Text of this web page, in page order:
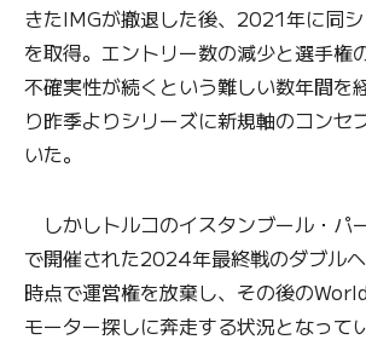
きたIMGが撤退した後、2021年に同
を取得。エントリー数の減少と選手権
不確実性が続くという難しい数年間を
り昨季よりシリーズに新規軸のコンセ
いた。
しかしトルコのイスタンブール・パ
で開催された2024年最終戦のダブル
時点で運営権を放棄し、その後の
モーター探しに奔走する状況となって